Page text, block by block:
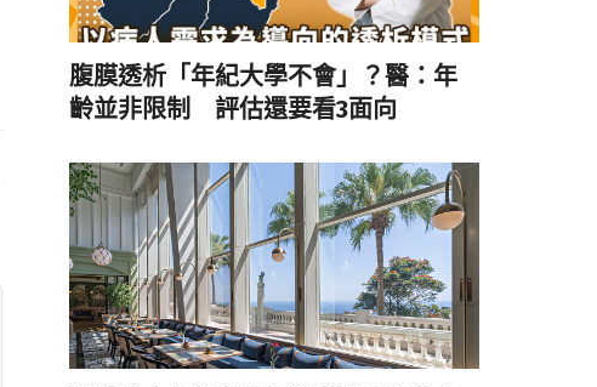
腹膜透析「年紀大學不會」？醫：年
齡並非限制 評估還要看3面向